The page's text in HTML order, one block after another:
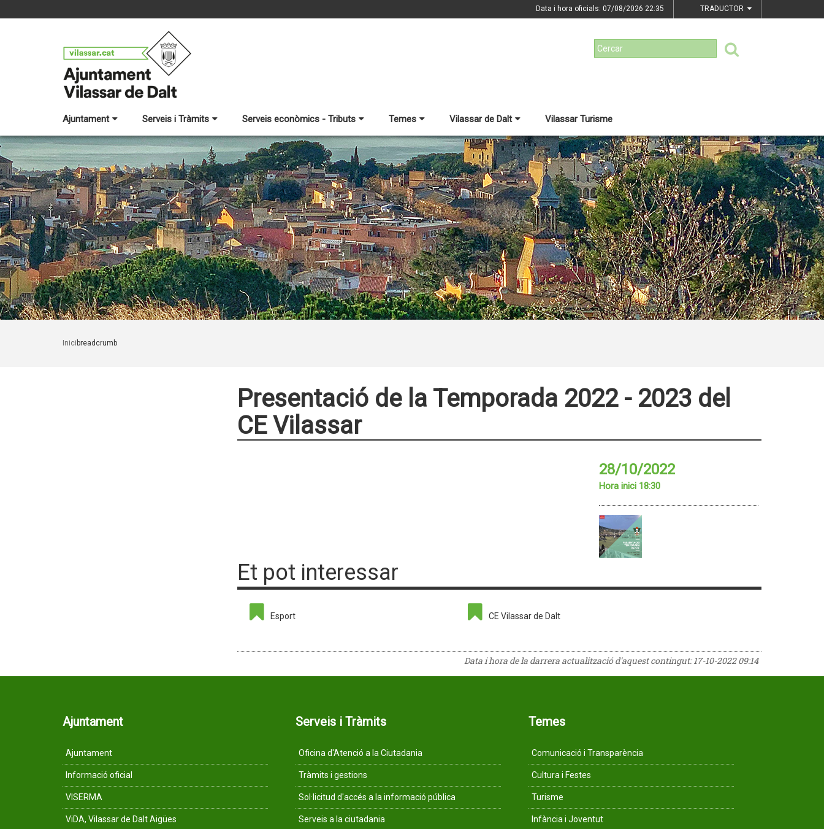
Data i hora oficials: 07/08/2026 22:35 TRADUCTOR
Ajuntament Serveis i Tràmits Serveis econòmics - Tributs Temes Vilassar de Dalt Vilassar Turisme
Inici breadcrumb
Presentació de la Temporada 2022 - 2023 del
CE Vilassar
28/10/2022
Hora inici 18:30
Et pot interessar
Esport CE Vilassar de Dalt
Data i hora de la darrera actualització d'aquest contingut:17-10-2022 09:14
Ajuntament
Ajuntament
Informació oficial
VISERMA
ViDA, Vilassar de Dalt Aigües
Serveis i Tràmits
Oficina d'Atenció a la Ciutadania
Tràmits i gestions
Sol·licitud d'accés a la informació pública
Serveis a la ciutadania
Temes
Comunicació i Transparència
Cultura i Festes
Turisme
Infància i Joventut